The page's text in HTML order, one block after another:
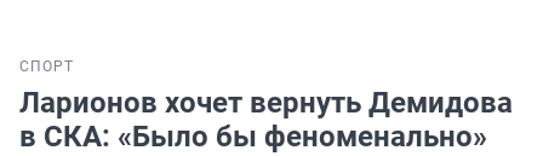
СПОРТ
Ларионов хочет вернуть Демидова
в СКА: «Было бы феноменально»